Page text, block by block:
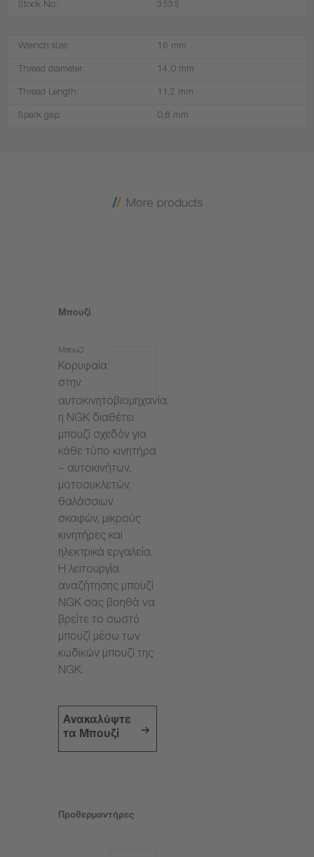
Stock No.: 3535
Wrench size: 16 mm
Thread diameter: 14,0 mm
Thread Length: 11,2 mm
Spark gap: 0,8 mm
More products
Μπουζί
Μπουζί
Κορυφαία
στην
αυτοκινητοβιομηχανία,
η NGK διαθέτει
μπουζί σχεδόν για
κάθε τύπο κινητήρα
– αυτοκινήτων,
μοτοσυκλετών,
θαλάσσιων
σκαφών, μικρούς
κινητήρες και
ηλεκτρικά εργαλεία.
Η λειτουργία
αναζήτησης μπουζί
NGK σας βοηθά να
βρείτε το σωστό
μπουζί μέσω των
κωδικών μπουζί της
NGK.
Ανακαλύψτε
τα Μπουζί
Προθερμαντήρες